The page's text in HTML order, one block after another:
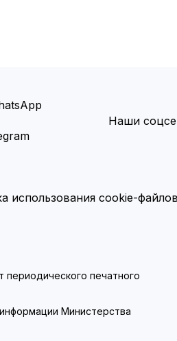
Наши
использования cookie-файлов
периодического печатного
Министерства